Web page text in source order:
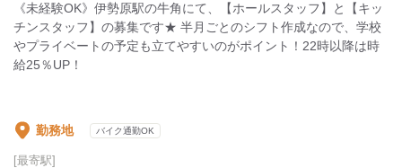
《未経験OK》伊勢原駅の牛角にて、【ホールスタッフ】と【キッ
チンスタッフ】の募集です★ 半月ごとのシフト作成なので、学校
やプライベートの予定も立てやすいのがポイント！22時以降は時
給25％UP！
勤務地 バイク通勤OK
[最寄駅]